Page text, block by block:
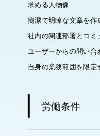
求める人物像
簡潔で明瞭な文章を作
社内の関連部署とコ
ユーザーからの問い
自身の業務範囲を限
労働条件